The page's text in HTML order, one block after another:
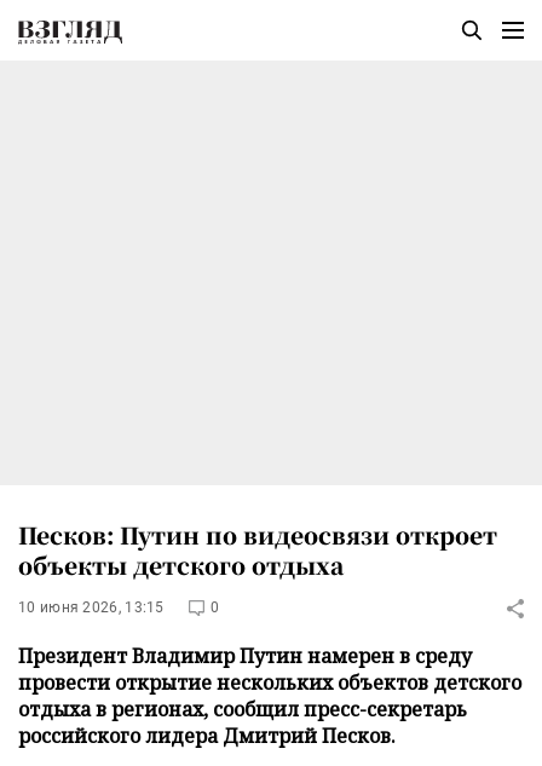
Песков: Путин по видеосвязи откроет
объекты детского отдыха
10 июня 2026, 13:15 0
Президент Владимир Путин намерен в среду
провести открытие нескольких объектов детского
отдыха в регионах, сообщил пресс-секретарь
российского лидера Дмитрий Песков.